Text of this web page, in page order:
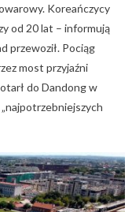
Koreańczycy
od 20 lat – informują
przewoził. Pociąg
most przyjaźni
do Dandong w